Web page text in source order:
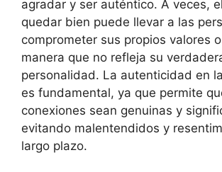
agradar y ser auténtico. A veces,
quedar bien puede llevar a las
comprometer sus propios valores
manera que no refleja su
personalidad. La autenticidad en
es fundamental, ya que permite
conexiones sean genuinas y
evitando malentendidos y
largo plazo.